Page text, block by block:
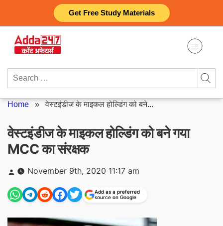
Get Free Study Materials
content
Search
Home »वेस्टइंडीज के माइकल होल्डिंग को बने...
वेस्टइंडीज के माइकल होल्डिंग को बने गया
MCC का संरक्षक
Posted
by
November 9th, 2020 11:17 am
Add as a preferred
source on Google